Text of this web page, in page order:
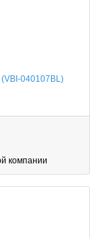
040107BL)
компании